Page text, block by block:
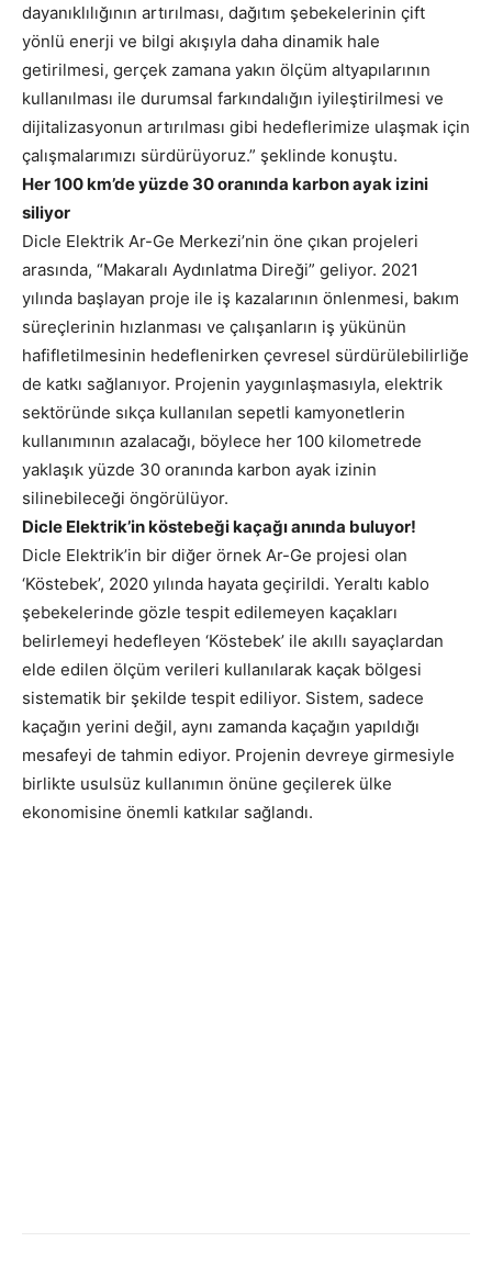
dayanıklılığının artırılması, dağıtım şebekelerinin çift
yönlü enerji ve bilgi akışıyla daha dinamik hale
getirilmesi, gerçek zamana yakın ölçüm altyapılarının
kullanılması ile durumsal farkındalığın iyileştirilmesi ve
dijitalizasyonun artırılması gibi hedeflerimize ulaşmak için
çalışmalarımızı sürdürüyoruz.” şeklinde konuştu.
Her 100 km’de yüzde 30 oranında karbon ayak izini
siliyor
Dicle Elektrik Ar-Ge Merkezi’nin öne çıkan projeleri
arasında, “Makaralı Aydınlatma Direği” geliyor. 2021
yılında başlayan proje ile iş kazalarının önlenmesi, bakım
süreçlerinin hızlanması ve çalışanların iş yükünün
hafifletilmesinin hedeflenirken çevresel sürdürülebilirliğe
de katkı sağlanıyor. Projenin yaygınlaşmasıyla, elektrik
sektöründe sıkça kullanılan sepetli kamyonetlerin
kullanımının azalacağı, böylece her 100 kilometrede
yaklaşık yüzde 30 oranında karbon ayak izinin
silinebileceği öngörülüyor.
Dicle Elektrik’in köstebeği kaçağı anında buluyor!
Dicle Elektrik’in bir diğer örnek Ar-Ge projesi olan
‘Köstebek’, 2020 yılında hayata geçirildi. Yeraltı kablo
şebekelerinde gözle tespit edilemeyen kaçakları
belirlemeyi hedefleyen ‘Köstebek’ ile akıllı sayaçlardan
elde edilen ölçüm verileri kullanılarak kaçak bölgesi
sistematik bir şekilde tespit ediliyor. Sistem, sadece
kaçağın yerini değil, aynı zamanda kaçağın yapıldığı
mesafeyi de tahmin ediyor. Projenin devreye girmesiyle
birlikte usulsüz kullanımın önüne geçilerek ülke
ekonomisine önemli katkılar sağlandı.